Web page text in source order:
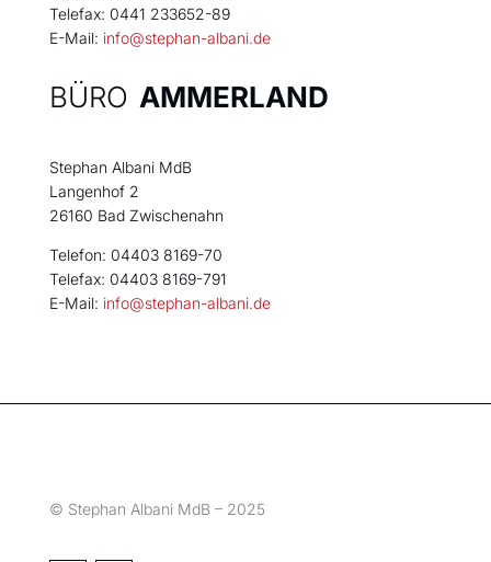
Telefax: 0441 233652-89
E-Mail: info@stephan-albani.de
BÜRO AMMERLAND
Stephan Albani MdB
Langenhof 2
26160 Bad Zwischenahn
Telefon: 04403 8169-70
Telefax: 04403 8169-791
E-Mail: info@stephan-albani.de
© Stephan Albani MdB – 2025